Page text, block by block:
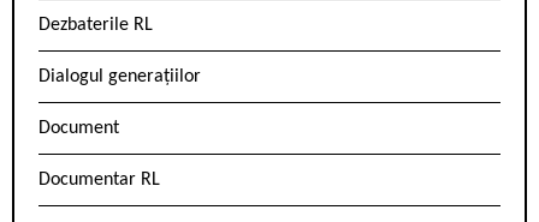
Dezbaterile RL
Dialogul generațiilor
Document
Documentar RL